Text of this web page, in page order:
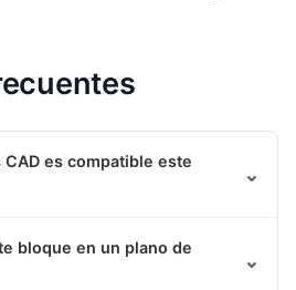
es compatible este
⌄
bloque en un plano de
⌄